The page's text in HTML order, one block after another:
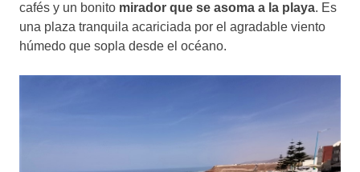
cafés y un bonito mirador que se asoma a la playa. Es
una plaza tranquila acariciada por el agradable viento
húmedo que sopla desde el océano.